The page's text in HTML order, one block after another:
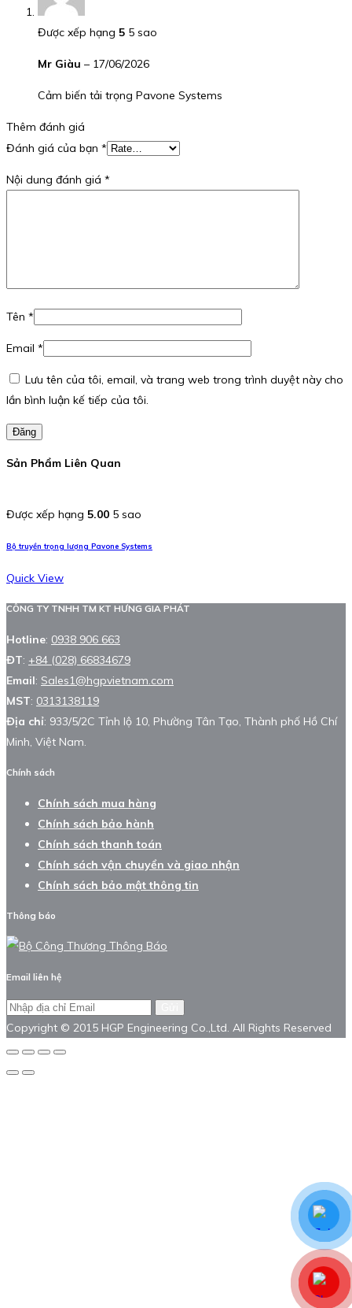
Được xếp hạng 5 5 sao
Mr Giàu – 17/06/2026
Cảm biến tải trọng Pavone Systems
Thêm đánh giá
Đánh giá của bạn *
Nội dung đánh giá *
Tên *
Email *
Lưu tên của tôi, email, và trang web trong trình duyệt này cho
lần bình luận kế tiếp của tôi.
Đăng
Sản Phẩm Liên Quan
Được xếp hạng 5.00 5 sao
Bộ truyền trọng lượng Pavone Systems
Quick View
CÔNG TY TNHH TM KT HƯNG GIA PHÁT
Hotline: 0938 906 663
ĐT: +84 (028) 66834679
Email: Sales1@hgpvietnam.com
MST: 0313138119
Địa chỉ: 933/5/2C Tỉnh lộ 10, Phường Tân Tạo, Thành phố Hồ Chí
Minh, Việt Nam.
Chính sách
Chính sách mua hàng
Chính sách bảo hành
Chính sách thanh toán
Chính sách vận chuyển và giao nhận
Chính sách bảo mật thông tin
Thông báo
Email liên hệ
Copyright © 2015 HGP Engineering Co.,Ltd. All Rights Reserved